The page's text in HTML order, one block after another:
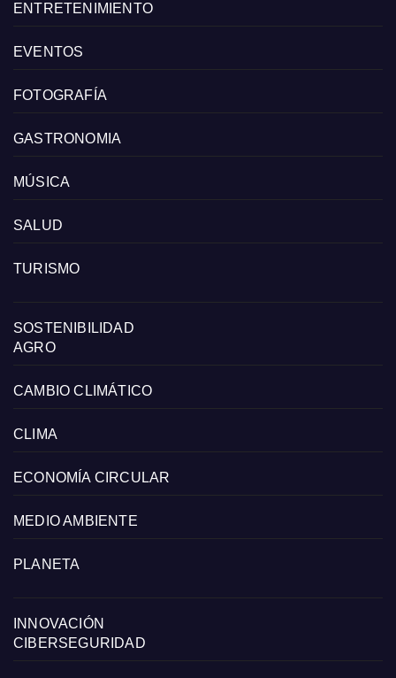
ENTRETENIMIENTO
EVENTOS
FOTOGRAFÍA
GASTRONOMIA
MÚSICA
SALUD
TURISMO
SOSTENIBILIDAD
AGRO
CAMBIO CLIMÁTICO
CLIMA
ECONOMÍA CIRCULAR
MEDIO AMBIENTE
PLANETA
INNOVACIÓN
CIBERSEGURIDAD